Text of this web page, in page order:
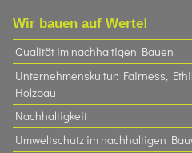
Wir bauen auf Werte!
Qualität im nachhaltigen Bauen
Unternehmenskultur: Fairness,
Holzbau​
Nachhaltigkeit
Umweltschutz im nachhaltigen